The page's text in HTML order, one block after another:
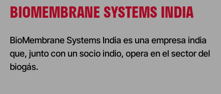
BIOMEMBRANE SYSTEMS INDIA
BioMembrane Systems India es una empresa india
que, junto con un socio indio, opera en el sector del
biogás.